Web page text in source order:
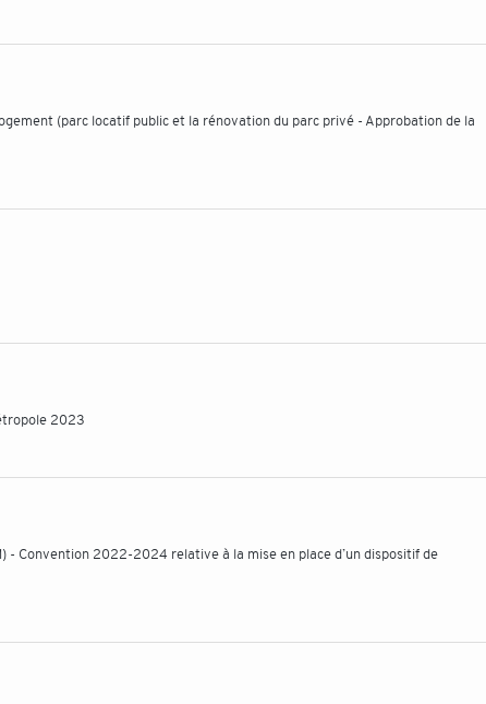
(parc locatif public et la rénovation du parc privé - Approbation de la
2023
Convention 2022-2024 relative à la mise en place d’un dispositif de